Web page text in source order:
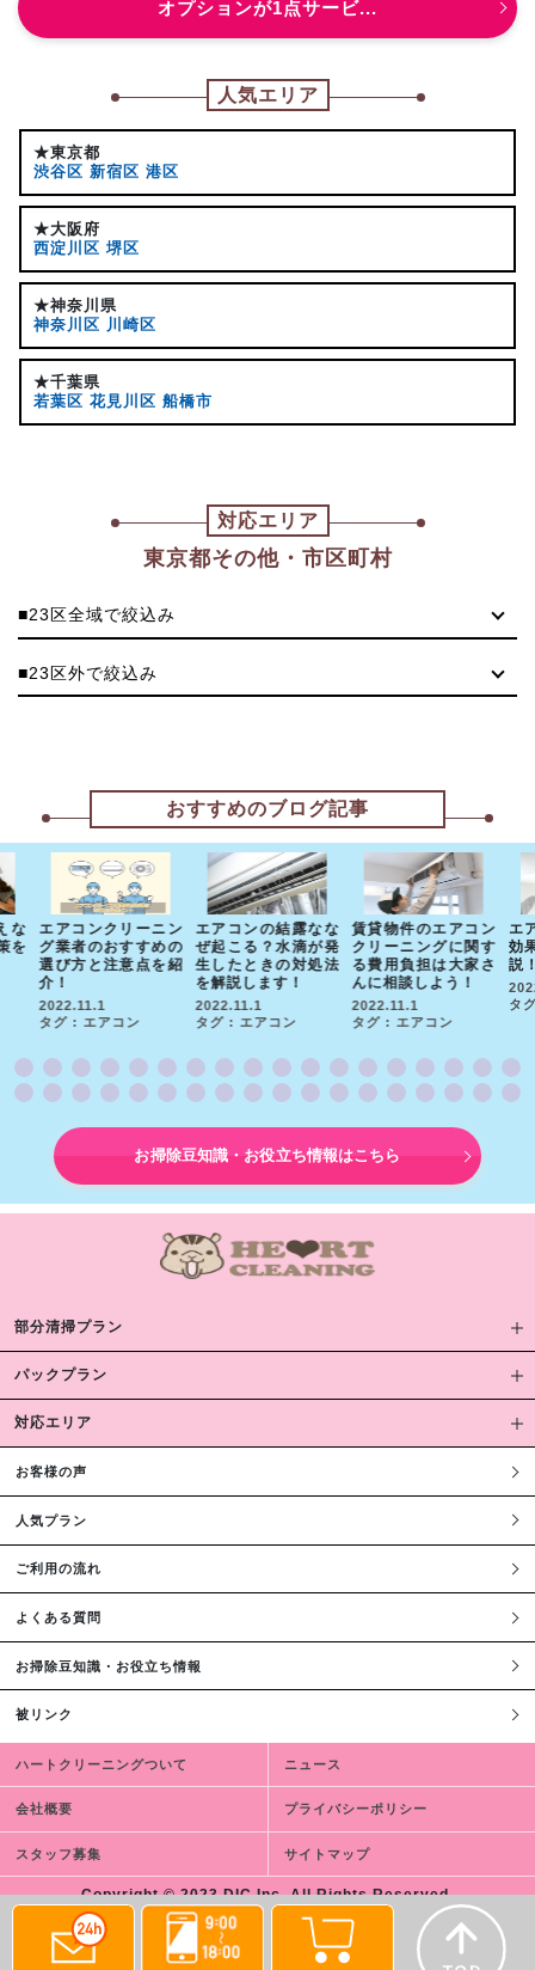
オプションが1点サービ...
人気エリア
★東京都
渋谷区 新宿区 港区
★大阪府
西淀川区 堺区
★神奈川県
神奈川区 川崎区
★千葉県
若葉区 花見川区 船橋市
対応エリア
東京都その他・市区町村
■23区全域で絞込み
■23区外で絞込み
おすすめのブログ記事
な
を
エアコンクリーニン
グ業者のおすすめの
選び方と注意点を紹
介！
2022.11.1
タグ : エアコン
エアコンの結露なな
ぜ起こる？水滴が発
生したときの対処法
を解説します！
2022.11.1
タグ : エアコン
賃貸物件のエアコン
クリーニングに関す
る費用負担は大家さ
んに相談しよう！
2022.11.1
タグ : エアコン
エ
効
説
タ
お掃除豆知識・お役立ち情報はこちら
部分清掃プラン
パックプラン
対応エリア
お客様の声
人気プラン
ご利用の流れ
よくある質問
お掃除豆知識・お役立ち情報
被リンク
ハートクリーニングついて ニュース
会社概要 プライバシーポリシー
スタッフ募集 サイトマップ
Copyright © 2023 DIC,Inc. All Rights Reserved.